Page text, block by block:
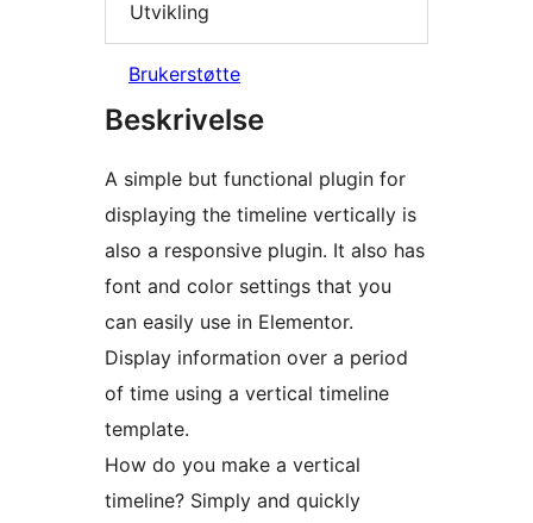
Utvikling
Brukerstøtte
Beskrivelse
A simple but functional plugin for
displaying the timeline vertically is
also a responsive plugin. It also has
font and color settings that you
can easily use in Elementor.
Display information over a period
of time using a vertical timeline
template.
How do you make a vertical
timeline? Simply and quickly